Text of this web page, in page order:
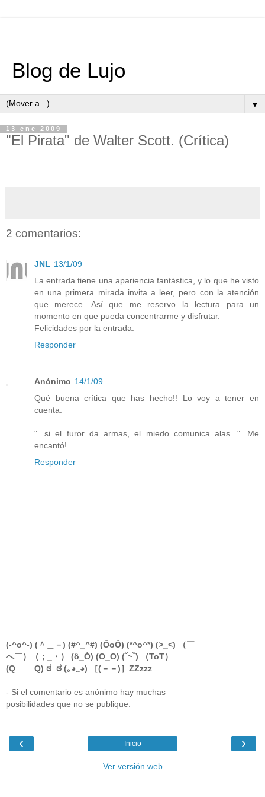
Blog de Lujo
▼
13 ene 2009
"El Pirata" de Walter Scott. (Crítica)
2 comentarios:
JNL 13/1/09
La entrada tiene una apariencia fantástica, y lo que he visto
en una primera mirada invita a leer, pero con la atención
que merece. Así que me reservo la lectura para un
momento en que pueda concentrarme y disfrutar.
Felicidades por la entrada.
Responder
Anónimo 14/1/09
Qué buena crítica que has hecho!! Lo voy a tener en
cuenta.
"...si el furor da armas, el miedo comunica alas..."...Me
encantó!
Responder
(-^o^-) (＾＿－) (#^_^#) (ÖoÖ) (*^o^*) (>_<) （￣
へ￣）（；_・） (ô_Ó) (O_O) (ˇ~ˇ) （ToT）
(Q____Q) ಠ_ಠ (｡◕‿◕) ［(－－)］ZZzzz
- Si el comentario es anónimo hay muchas
posibilidades que no se publique.
‹ ›
Inicio
Ver versión web